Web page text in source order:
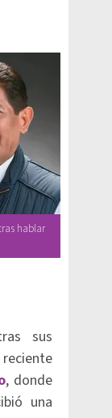
hablar
sus
, donde
una